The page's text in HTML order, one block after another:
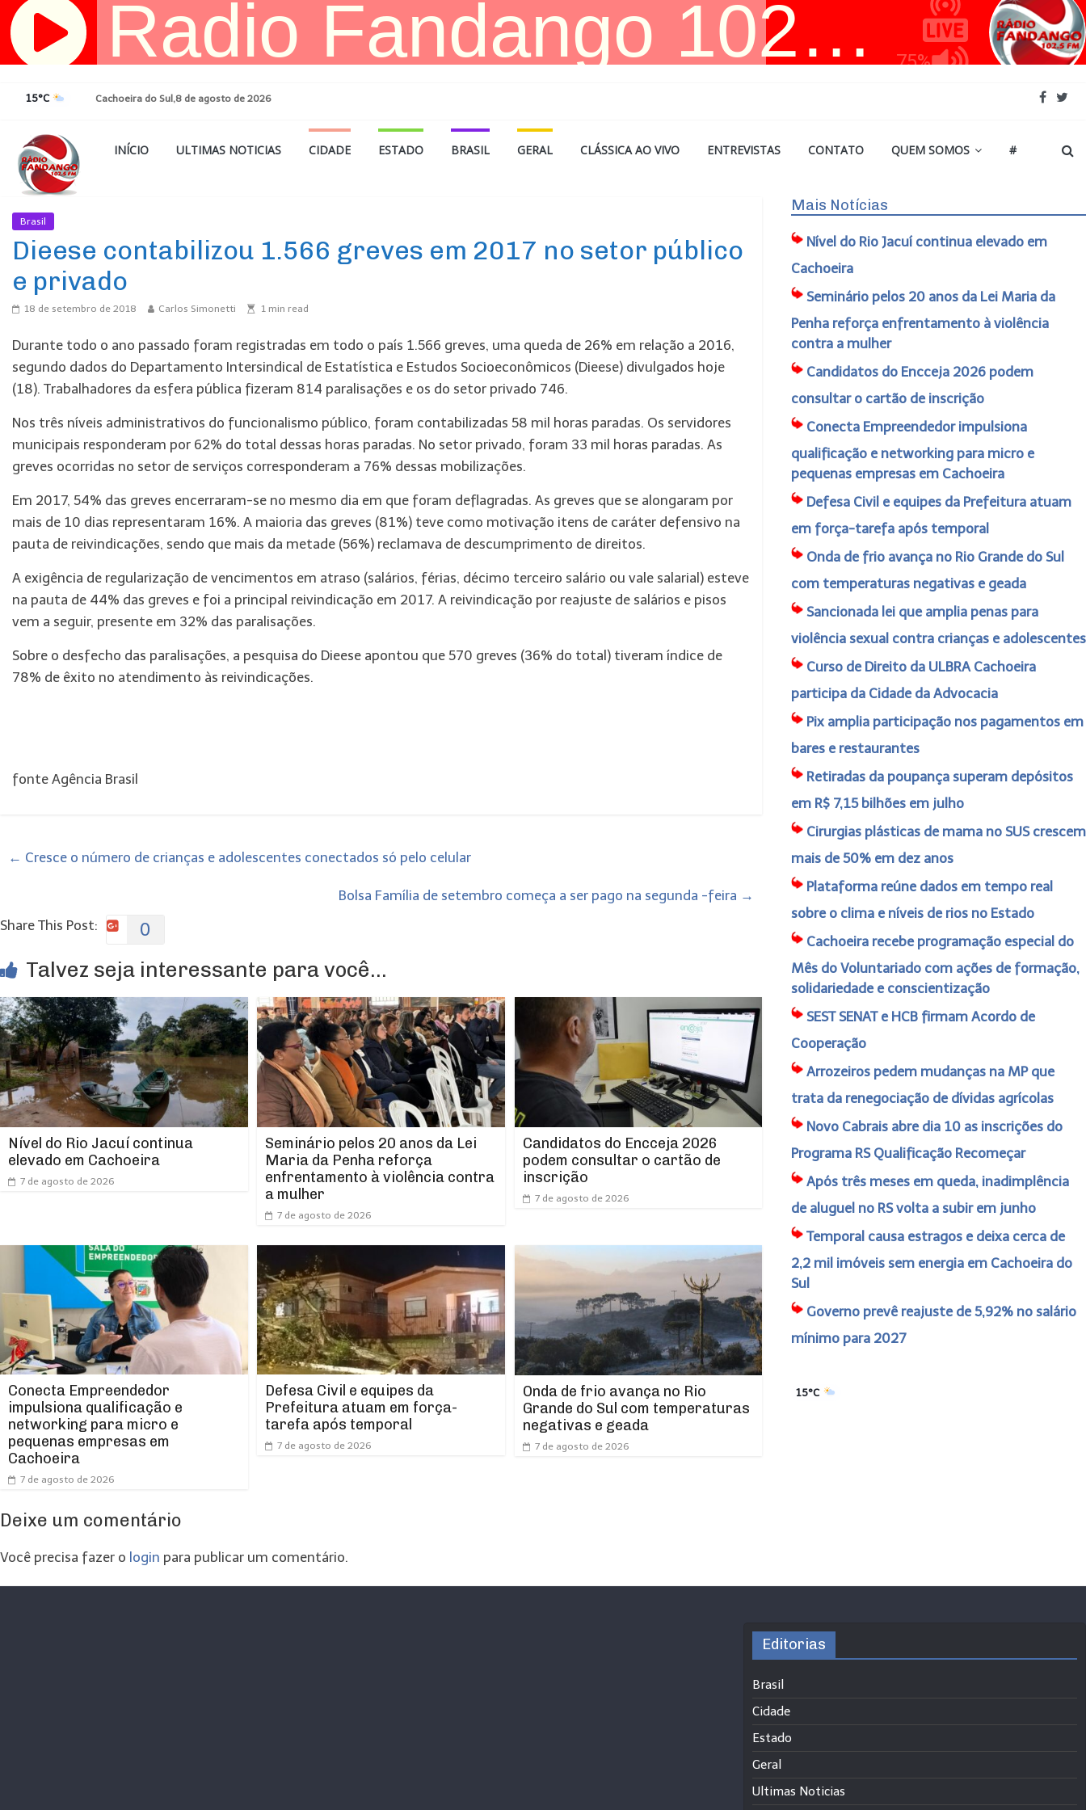
Pular
para
15°C Cachoeira do Sul,8 de agosto de 2026
INÍCIO ULTIMAS NOTICIAS CIDADE ESTADO BRASIL GERAL CLÁSSICA AO VIVO ENTREVISTAS CONTATO QUEM SOMOS #
Brasil
Dieese contabilizou 1.566 greves em 2017 no setor público
e privado
18 de setembro de 2018 Carlos Simonetti 1 min read
Durante todo o ano passado foram registradas em todo o país 1.566 greves, uma queda de 26% em relação a 2016,
segundo dados do Departamento Intersindical de Estatística e Estudos Socioeconômicos (Dieese) divulgados hoje
(18). Trabalhadores da esfera pública fizeram 814 paralisações e os do setor privado 746.
Nos três níveis administrativos do funcionalismo público, foram contabilizadas 58 mil horas paradas. Os servidores
municipais responderam por 62% do total dessas horas paradas. No setor privado, foram 33 mil horas paradas. As
greves ocorridas no setor de serviços corresponderam a 76% dessas mobilizações.
Em 2017, 54% das greves encerraram-se no mesmo dia em que foram deflagradas. As greves que se alongaram por
mais de 10 dias representaram 16%. A maioria das greves (81%) teve como motivação itens de caráter defensivo na
pauta de reivindicações, sendo que mais da metade (56%) reclamava de descumprimento de direitos.
A exigência de regularização de vencimentos em atraso (salários, férias, décimo terceiro salário ou vale salarial) esteve
na pauta de 44% das greves e foi a principal reivindicação em 2017. A reivindicação por reajuste de salários e pisos
vem a seguir, presente em 32% das paralisações.
Sobre o desfecho das paralisações, a pesquisa do Dieese apontou que 570 greves (36% do total) tiveram índice de
78% de êxito no atendimento às reivindicações.
fonte Agência Brasil
← Cresce o número de crianças e adolescentes conectados só pelo celular
Bolsa Família de setembro começa a ser pago na segunda -feira →
Share This Post:
0
Talvez seja interessante para você...
Nível do Rio Jacuí continua
elevado em Cachoeira
7 de agosto de 2026
Seminário pelos 20 anos da Lei
Maria da Penha reforça
enfrentamento à violência contra
a mulher
7 de agosto de 2026
Candidatos do Encceja 2026
podem consultar o cartão de
inscrição
7 de agosto de 2026
Conecta Empreendedor
impulsiona qualificação e
networking para micro e
pequenas empresas em
Cachoeira
7 de agosto de 2026
Defesa Civil e equipes da
Prefeitura atuam em força-
tarefa após temporal
7 de agosto de 2026
Onda de frio avança no Rio
Grande do Sul com temperaturas
negativas e geada
7 de agosto de 2026
Deixe um comentário
Você precisa fazer o login para publicar um comentário.
Mais Notícias
Nível do Rio Jacuí continua elevado em
Cachoeira
Seminário pelos 20 anos da Lei Maria da
Penha reforça enfrentamento à violência
contra a mulher
Candidatos do Encceja 2026 podem
consultar o cartão de inscrição
Conecta Empreendedor impulsiona
qualificação e networking para micro e
pequenas empresas em Cachoeira
Defesa Civil e equipes da Prefeitura atuam
em força-tarefa após temporal
Onda de frio avança no Rio Grande do Sul
com temperaturas negativas e geada
Sancionada lei que amplia penas para
violência sexual contra crianças e adolescentes
Curso de Direito da ULBRA Cachoeira
participa da Cidade da Advocacia
Pix amplia participação nos pagamentos em
bares e restaurantes
Retiradas da poupança superam depósitos
em R$ 7,15 bilhões em julho
Cirurgias plásticas de mama no SUS crescem
mais de 50% em dez anos
Plataforma reúne dados em tempo real
sobre o clima e níveis de rios no Estado
Cachoeira recebe programação especial do
Mês do Voluntariado com ações de formação,
solidariedade e conscientização
SEST SENAT e HCB firmam Acordo de
Cooperação
Arrozeiros pedem mudanças na MP que
trata da renegociação de dívidas agrícolas
Novo Cabrais abre dia 10 as inscrições do
Programa RS Qualificação Recomeçar
Após três meses em queda, inadimplência
de aluguel no RS volta a subir em junho
Temporal causa estragos e deixa cerca de
2,2 mil imóveis sem energia em Cachoeira do
Sul
Governo prevê reajuste de 5,92% no salário
mínimo para 2027
15°C
Editorias
Brasil
Cidade
Estado
Geral
Ultimas Noticias